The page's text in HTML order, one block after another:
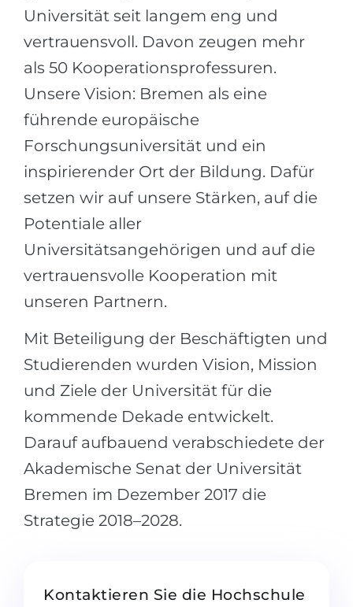
Universität seit langem eng und
vertrauensvoll. Davon zeugen mehr
als 50 Kooperationsprofessuren.
Unsere Vision: Bremen als eine
führende europäische
Forschungsuniversität und ein
inspirierender Ort der Bildung. Dafür
setzen wir auf unsere Stärken, auf die
Potentiale aller
Universitätsangehörigen und auf die
vertrauensvolle Kooperation mit
unseren Partnern.
Mit Beteiligung der Beschäftigten und
Studierenden wurden Vision, Mission
und Ziele der Universität für die
kommende Dekade entwickelt.
Darauf aufbauend verabschiedete der
Akademische Senat der Universität
Bremen im Dezember 2017 die
Strategie 2018–2028.
Kontaktieren Sie die Hochschule